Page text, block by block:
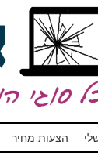
הצעות מחיר